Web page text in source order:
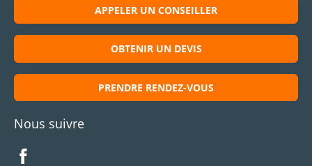
APPELER UN CONSEILLER
OBTENIR UN DEVIS
PRENDRE RENDEZ-VOUS
Nous suivre